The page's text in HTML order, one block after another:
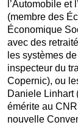
l’Automobile
(membre des
Économique
avec des
les systèmes
inspecteur du
Copernic), ou
Daniele Linhart
émérite au
nouvelle